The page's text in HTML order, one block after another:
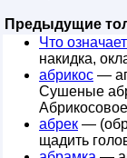
Предыдущие
Что означает
накидка,
абрикос —
Сушеные
абрек —
щадить